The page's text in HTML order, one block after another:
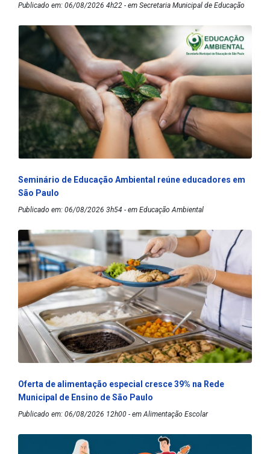
Publicado em: 06/08/2026 4h22 - em Secretaria Municipal de Educação
Seminário de Educação Ambiental reúne educadores em
São Paulo
Publicado em: 06/08/2026 3h54 - em Educação Ambiental
Oferta de alimentação especial cresce 39% na Rede
Municipal de Ensino de São Paulo
Publicado em: 06/08/2026 12h00 - em Alimentação Escolar